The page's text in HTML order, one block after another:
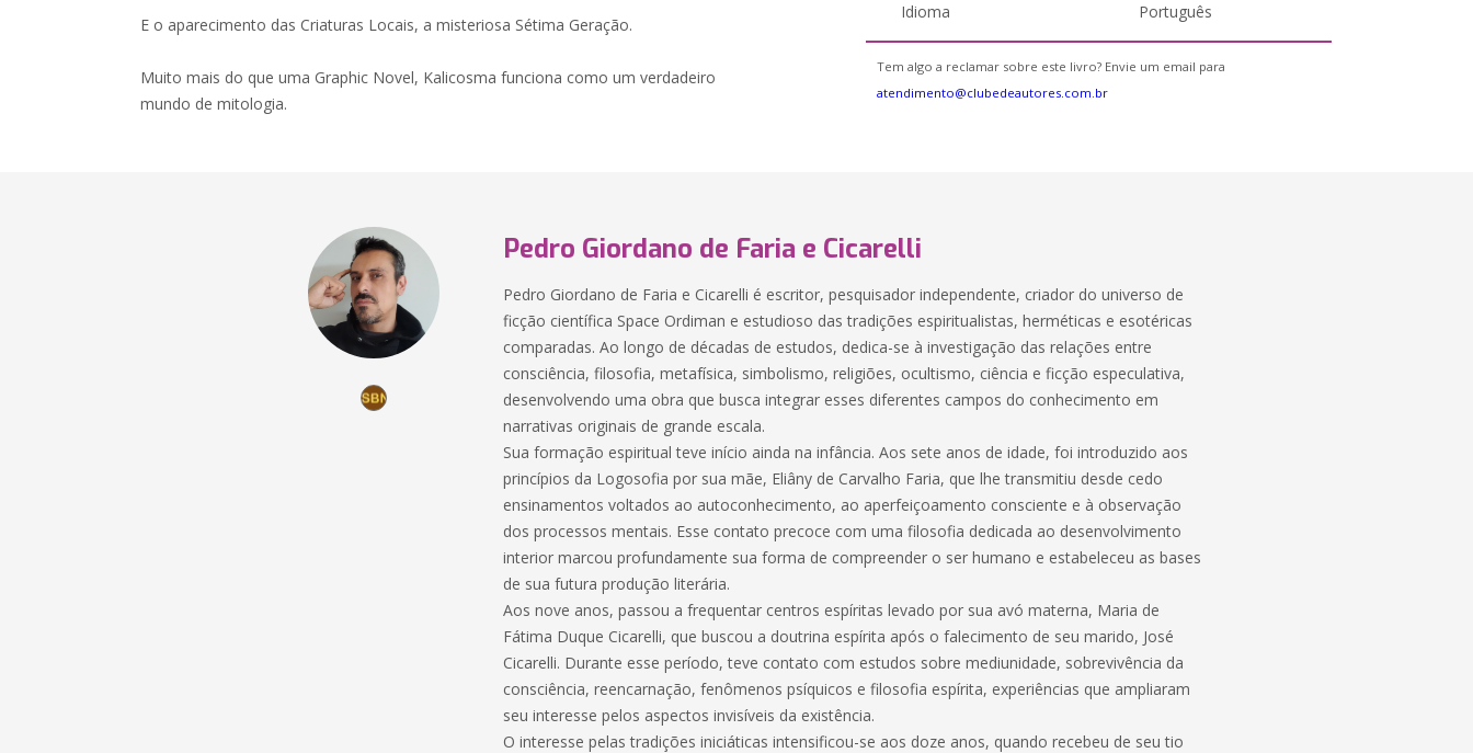
E o aparecimento das Criaturas Locais, a misteriosa Sétima Geração.
Muito mais do que uma Graphic Novel, Kalicosma funciona como um verdadeiro
mundo de mitologia.
Idioma Português
Tem algo a reclamar sobre este livro? Envie um email para
atendimento@clubedeautores.com.br
Pedro Giordano de Faria e Cicarelli
Pedro Giordano de Faria e Cicarelli é escritor, pesquisador independente, criador do universo de
ficção científica Space Ordiman e estudioso das tradições espiritualistas, herméticas e esotéricas
comparadas. Ao longo de décadas de estudos, dedica-se à investigação das relações entre
consciência, filosofia, metafísica, simbolismo, religiões, ocultismo, ciência e ficção especulativa,
desenvolvendo uma obra que busca integrar esses diferentes campos do conhecimento em
narrativas originais de grande escala.
Sua formação espiritual teve início ainda na infância. Aos sete anos de idade, foi introduzido aos
princípios da Logosofia por sua mãe, Eliâny de Carvalho Faria, que lhe transmitiu desde cedo
ensinamentos voltados ao autoconhecimento, ao aperfeiçoamento consciente e à observação
dos processos mentais. Esse contato precoce com uma filosofia dedicada ao desenvolvimento
interior marcou profundamente sua forma de compreender o ser humano e estabeleceu as bases
de sua futura produção literária.
Aos nove anos, passou a frequentar centros espíritas levado por sua avó materna, Maria de
Fátima Duque Cicarelli, que buscou a doutrina espírita após o falecimento de seu marido, José
Cicarelli. Durante esse período, teve contato com estudos sobre mediunidade, sobrevivência da
consciência, reencarnação, fenômenos psíquicos e filosofia espírita, experiências que ampliaram
seu interesse pelos aspectos invisíveis da existência.
O interesse pelas tradições iniciáticas intensificou-se aos doze anos, quando recebeu de seu tio